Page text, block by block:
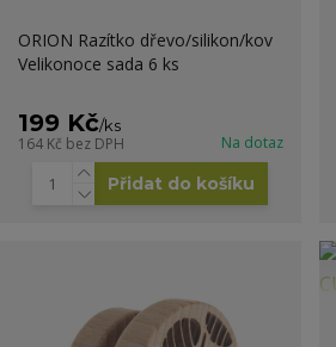
ORION Razítko dřevo/silikon/kov
Velikonoce sada 6 ks
199 Kč/ks
164 Kč bez DPH Na dotaz
Přidat do košíku